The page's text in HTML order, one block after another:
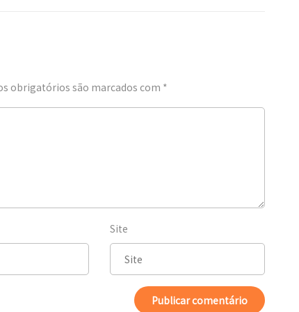
obrigatórios são marcados com *
Site